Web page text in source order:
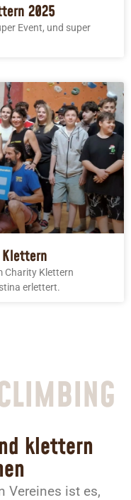
2025
Event, und super
Klettern
Charity Klettern
erlettert.
klettern
Vereines ist es,